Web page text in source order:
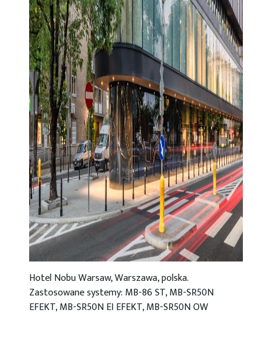
Hotel Nobu Warsaw, Warszawa, polska.
Zastosowane systemy: MB-86 ST, MB-SR50N
EFEKT, MB-SR50N EI EFEKT, MB-SR50N OW